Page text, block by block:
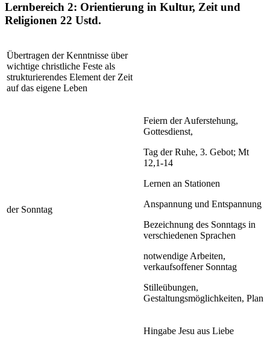
Lernbereich 2: Orientierung in Kultur, Zeit und
Religionen 22 Ustd.
Übertragen der Kenntnisse über
wichtige christliche Feste als
strukturierendes Element der Zeit
auf das eigene Leben
der Sonntag
Feiern der Auferstehung,
Gottesdienst,
Tag der Ruhe, 3. Gebot; Mt
12,1-14
Lernen an Stationen
Anspannung und Entspannung
Bezeichnung des Sonntags in
verschiedenen Sprachen
notwendige Arbeiten,
verkaufsoffener Sonntag
Stilleübungen,
Gestaltungsmöglichkeiten, Plan
Hingabe Jesu aus Liebe